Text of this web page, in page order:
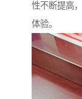
性不断提高
体验。